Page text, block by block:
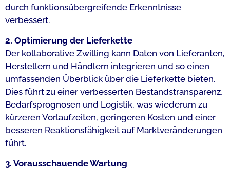
durch funktionsübergreifende Erkenntnisse
verbessert.
2. Optimierung der Lieferkette
Der kollaborative Zwilling kann Daten von Lieferanten,
Herstellern und Händlern integrieren und so einen
umfassenden Überblick über die Lieferkette bieten.
Dies führt zu einer verbesserten Bestandstransparenz,
Bedarfsprognosen und Logistik, was wiederum zu
kürzeren Vorlaufzeiten, geringeren Kosten und einer
besseren Reaktionsfähigkeit auf Marktveränderungen
führt.
3. Vorausschauende Wartung